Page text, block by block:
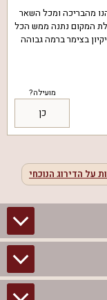
כל כך נהנו מהבריכה ומכל השאר
המקום נתנה ממש הכל
בצימר ברמה גבוהה
מועילה?
כן
על הדירוג הנוכחי